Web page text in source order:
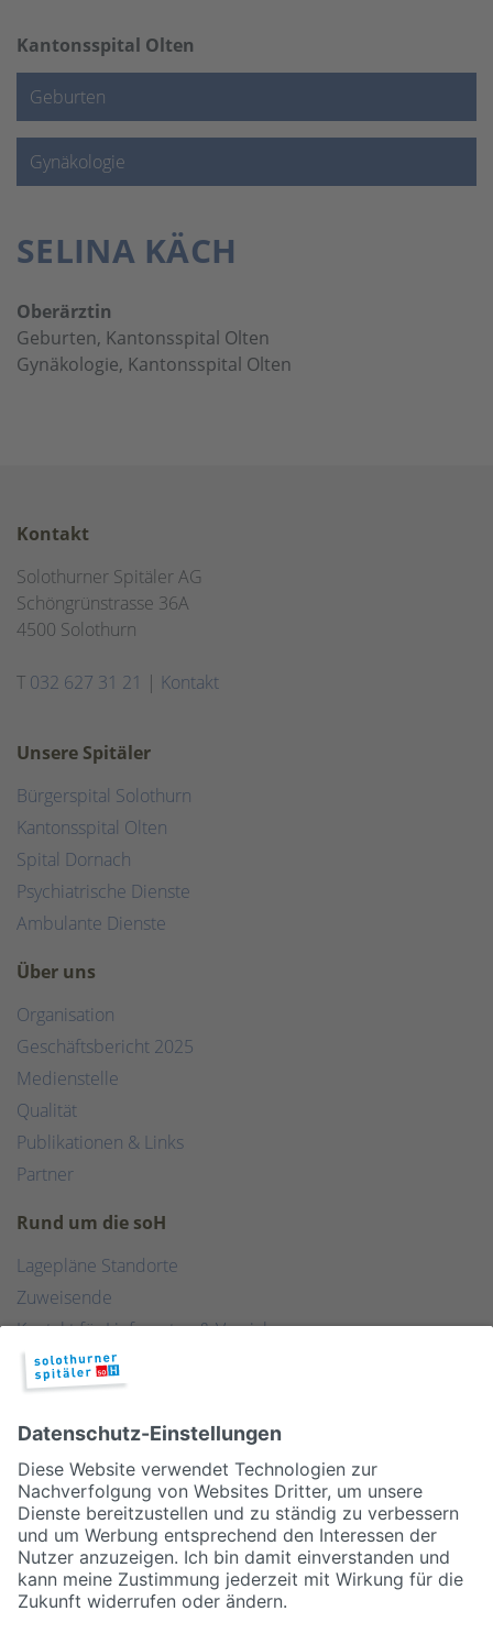
Kantonsspital Olten
Geburten
Gynäkologie
SELINA KÄCH
Oberärztin
Geburten, Kantonsspital Olten
Gynäkologie, Kantonsspital Olten
Kontakt
Solothurner Spitäler AG
Schöngrünstrasse 36A
4500 Solothurn
T 032 627 31 21 | Kontakt
Unsere Spitäler
Bürgerspital Solothurn
Kantonsspital Olten
Spital Dornach
Psychiatrische Dienste
Ambulante Dienste
Über uns
Organisation
Geschäftsbericht 2025
Medienstelle
Qualität
Publikationen & Links
Partner
Rund um die soH
Lagepläne Standorte
Zuweisende
Kontakt für Lieferanten & Versicherungen
Zentralwäscherei
HEBSORG
Spital Club